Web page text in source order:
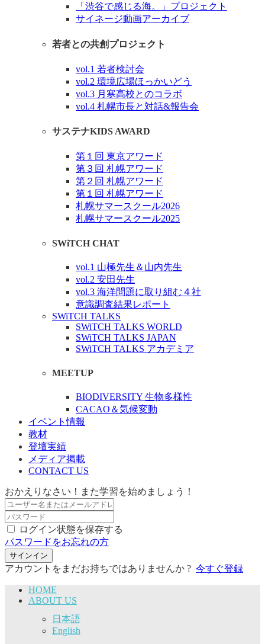
「渋谷で感じる海。」プロジェクト
サイネージ動画アーカイブ
若者との共創プロジェクト
vol.1 若者検討会
vol.2 環境広場ほっかいどう
vol.3 月寒高校とのコラボ
vol.4 札幌市長と対話&報告会
サステナKIDS AWARD
第１回 東京アワード
第３回 札幌アワード
第２回 札幌アワード
第１回 札幌アワード
札幌サマースクール2026
札幌サマースクール2025
SWiTCH CHAT
vol.1 山極先生＆山内先生
vol.2 安田先生
vol.3 海洋問題に取り組む４社
意識調査結果レポート
SWiTCH TALKS
SWiTCH TALKS WORLD
SWiTCH TALKS JAPAN
SWiTCH TALKS アカデミア
MEETUP
BIODIVERSITY 生物多様性
CACAO＆気候変動
イベント情報
教材
登壇実績
メディア掲載
CONTACT US
おかえりなさい！また学習を始めましょう！
ログイン状態を保存する
パスワードをお忘れの方
サインイン
アカウントをまだお持ちではありませんか ? 今すぐ登録
HOME
ABOUT US
日本語
English